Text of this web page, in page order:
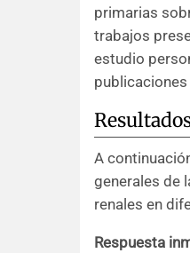
primarias
trabajos
estudio
A
generales de
renales en
Respuesta